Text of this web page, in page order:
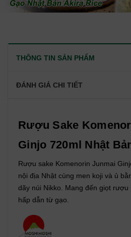
THÔNG TIN SẢN PHẨM
ĐÁNH GIÁ CHI TIẾT
Rượu Sake
Ginjo 720ml Nhật
Rượu sake Komenorin Junmai
nội địa Nhật cùng men koji và ủ
dãy núi Nikko. Mang đến giọt
hấp dẫn từ gạo.